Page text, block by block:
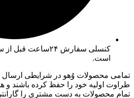
کنسلی سفارش
است.
تمامی محصولات وُهو در شرایطی ارسال
طراوت اولیه خود را حفظ کرده باشند و
تمام محصولات به دست مشتری را